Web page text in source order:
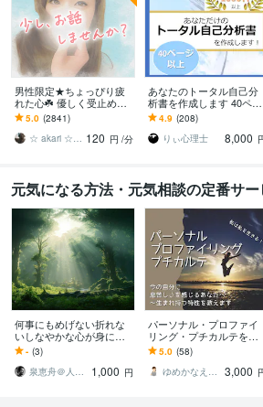
男性限定★ちょっぴり疲
れた心☘️ 優しく受止めま
す 恋愛/悩み/雑談/ホッと
安心する癒しボイスで(*
˘︶˘*)♡
5.0 (2841)
☆ akari ☆ （あかり） 120 円 /分
あなたのトータル自己分
析書を作成します 40ペー
ジ以上のボリューム！あ
なたの自己理解書を作成
します！
4.9 (208)
りぃ心理士
8,000
元気になる方法・元気相談の定番サー
何事にもめげない折れな
いしなやかな心が身に付
きます 心身一如/呼吸で心
身を整えると、肚が整
い、人生も整う
- (3)
泉恵舟＠人生の調律師
1,000 円
パーソナル・プロファイ
リング・プチカルテを作
ります 今の自分に息苦し
さを感じるあなたへ～生
まれ持つ特性を教えます
5.0 (58)
ゆめかなえもん
3,000